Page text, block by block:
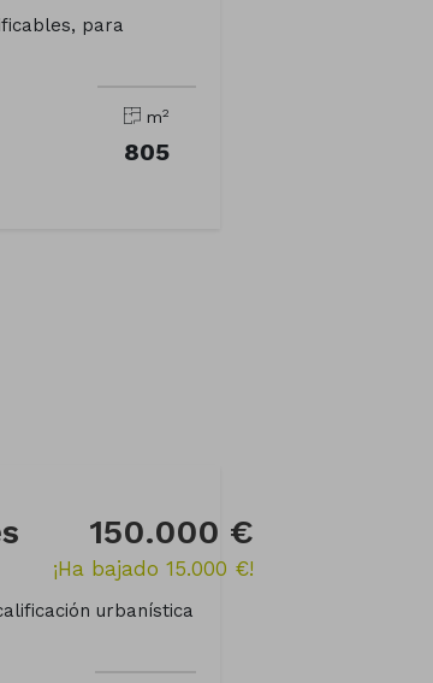
para
m2
805
150.000 €
¡Ha bajado 15.000 €!
urbanística